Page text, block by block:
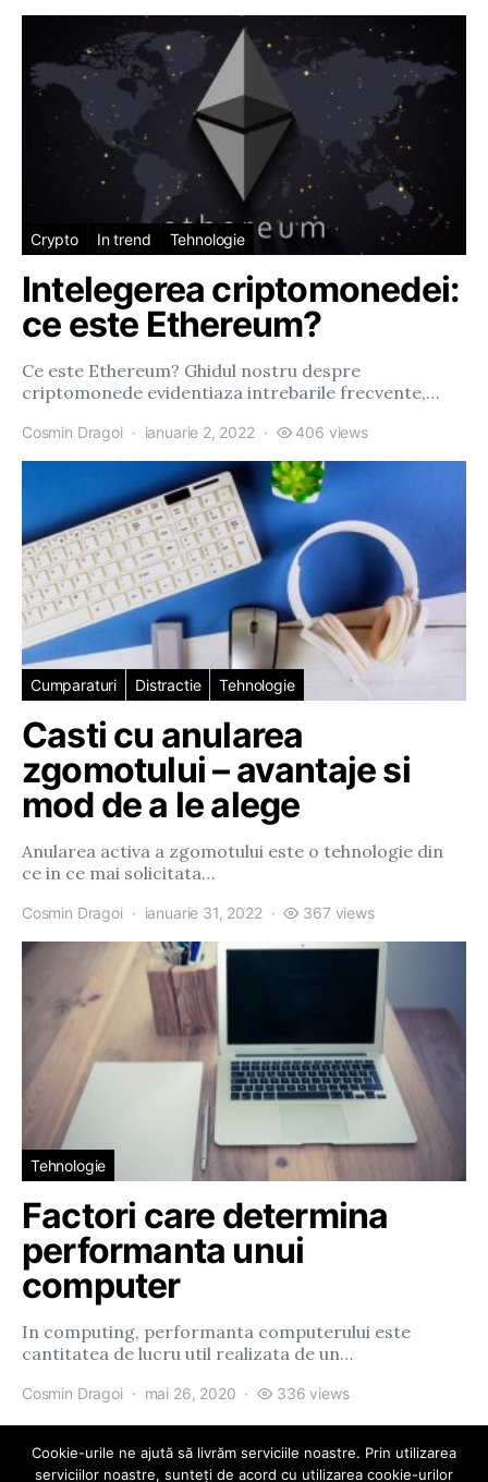
Crypto In trend Tehnologie
Intelegerea criptomonedei:
ce este Ethereum?
Ce este Ethereum? Ghidul nostru despre
criptomonede evidentiaza intrebarile frecvente,…
Cosmin Dragoi ianuarie 2, 2022 406 views
Cumparaturi Distractie Tehnologie
Casti cu anularea
zgomotului – avantaje si
mod de a le alege
Anularea activa a zgomotului este o tehnologie din
ce in ce mai solicitata…
Cosmin Dragoi ianuarie 31, 2022 367 views
Tehnologie
Factori care determina
performanta unui
computer
In computing, performanta computerului este
cantitatea de lucru util realizata de un…
Cosmin Dragoi mai 26, 2020 336 views
Cookie-urile ne ajută să livrăm serviciile noastre. Prin utilizarea
serviciilor noastre, sunteți de acord cu utilizarea cookie-urilor